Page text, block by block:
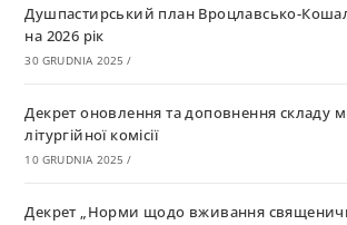
Душпастирський план Вроцлавсько-
на 2026 рік
30 GRUDNIA 2025 /
Декрет оновлення та доповнення складу
літургійної комісії
10 GRUDNIA 2025 /
Декрет „Норми щодо вживання